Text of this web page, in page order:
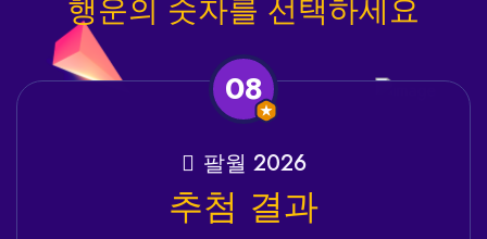
행운의 숫자를 선택하세요
08
팔월 2026
추첨 결과